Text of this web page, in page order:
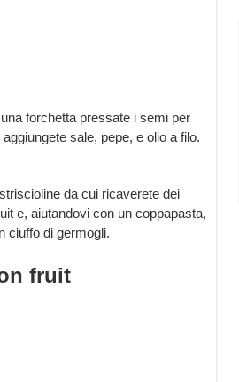
forchetta pressate i semi per
sale, pepe, e olio a filo.
da cui ricaverete dei
e, aiutandovi con un coppapasta,
ciuffo di germogli.
fruit